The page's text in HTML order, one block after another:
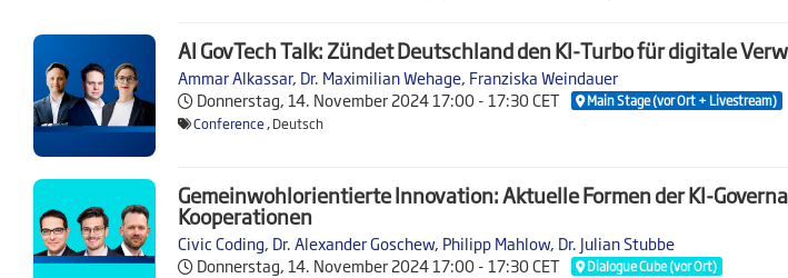
AI GovTech Talk: Zündet Deutschland den KI-Turbo für digitale
Ammar Alkassar, Dr. Maximilian Wehage, Franziska Weindauer
Donnerstag, 14. November 202417:00 - 17:30 CET Main Stage (vor Ort + Livestream)
Conference, Deutsch
Gemeinwohlorientierte Innovation: Aktuelle Formen der KI-
Kooperationen
Civic Coding, Dr. Alexander Goschew, Philipp Mahlow, Dr. Julian Stubbe
Donnerstag, 14. November 202417:00 - 17:30 CET Dialogue Cube (vor Ort)